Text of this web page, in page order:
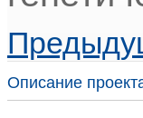
Описание